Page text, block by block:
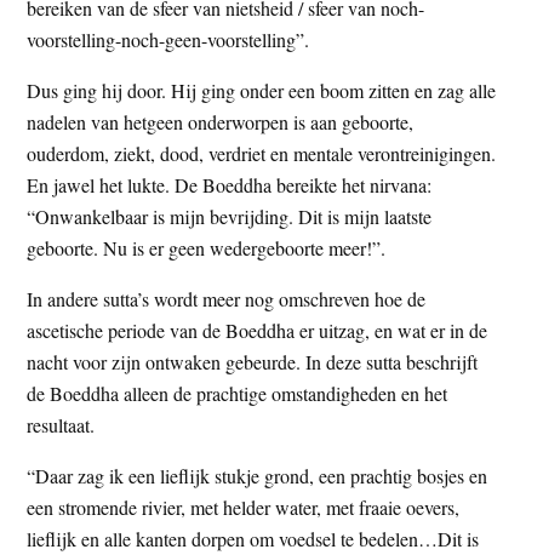
bereiken van de sfeer van nietsheid / sfeer van noch-
voorstelling-noch-geen-voorstelling”.
Dus ging hij door. Hij ging onder een boom zitten en zag alle
nadelen van hetgeen onderworpen is aan geboorte,
ouderdom, ziekt, dood, verdriet en mentale verontreinigingen.
En jawel het lukte. De Boeddha bereikte het nirvana:
“Onwankelbaar is mijn bevrijding. Dit is mijn laatste
geboorte. Nu is er geen wedergeboorte meer!”.
In andere sutta’s wordt meer nog omschreven hoe de
ascetische periode van de Boeddha er uitzag, en wat er in de
nacht voor zijn ontwaken gebeurde. In deze sutta beschrijft
de Boeddha alleen de prachtige omstandigheden en het
resultaat.
“Daar zag ik een lieflijk stukje grond, een prachtig bosjes en
een stromende rivier, met helder water, met fraaie oevers,
lieflijk en alle kanten dorpen om voedsel te bedelen…Dit is